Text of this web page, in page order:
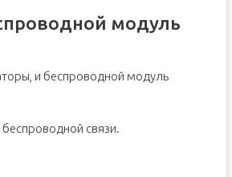
модуль
и беспроводной модуль
связи.